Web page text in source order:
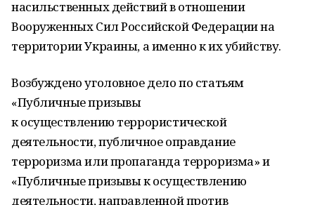
насильственных действий в отношении
Вооруженных Сил Российской Федерации на
территории Украины, а именно к их убийству.
Возбуждено уголовное дело по статьям
«Публичные призывы
к осуществлению террористической
деятельности, публичное оправдание
терроризма или пропаганда терроризма» и
«Публичные призывы к осуществлению
деятельности, направленной против